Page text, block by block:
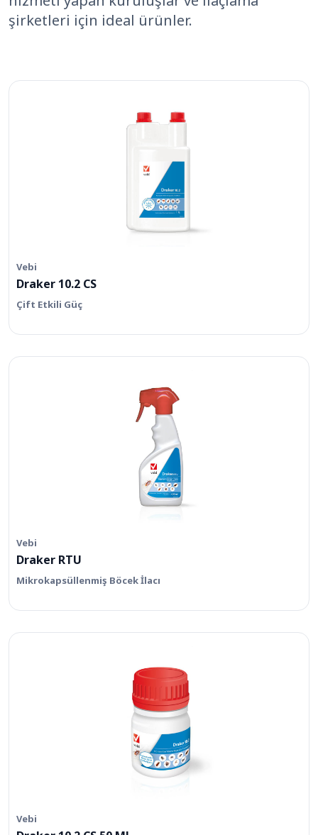
şirketleri için ideal ürünler.
Vebi
Draker 10.2 CS
Çift Etkili Güç
Vebi
Draker RTU
Mikrokapsüllenmiş Böcek İlacı
Vebi